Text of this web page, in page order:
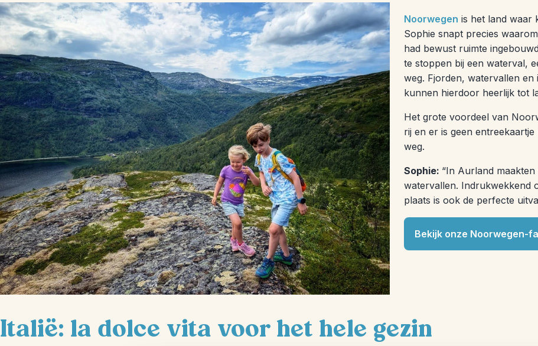
Noorwegen is het land waar
Sophie snapt precies
had bewust ruimte
te stoppen bij een waterval,
weg. Fjorden, watervallen
kunnen hierdoor heerlijk tot
Het grote voordeel van
rij en er is geen
weg.
Sophie: “In Aurland
watervallen. Indrukwekkend
plaats is ook de perfecte
Bekijk onze Noorwegen-
Italië: la dolce vita voor het hele gezin